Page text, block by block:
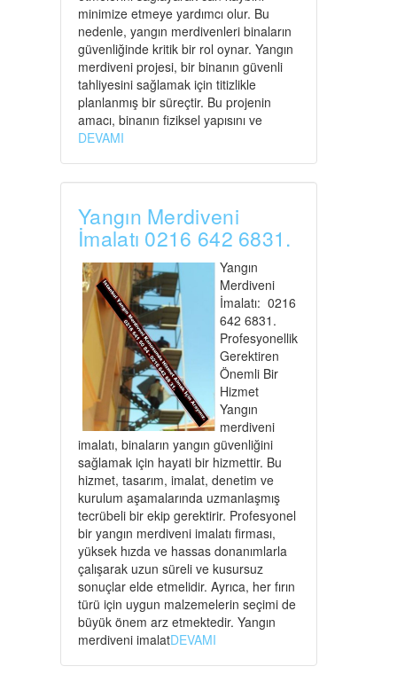
minimize etmeye yardımcı olur. Bu
nedenle, yangın merdivenleri binaların
güvenliğinde kritik bir rol oynar. Yangın
merdiveni projesi, bir binanın güvenli
tahliyesini sağlamak için titizlikle
planlanmış bir süreçtir. Bu projenin
amacı, binanın fiziksel yapısını ve
DEVAMI
Yangın Merdiveni
İmalatı 0216 642 6831.
Yangın
Merdiveni
İmalatı: 0216
642 6831.
Profesyonellik
Gerektiren
Önemli Bir
Hizmet
Yangın
merdiveni
imalatı, binaların yangın güvenliğini
sağlamak için hayati bir hizmettir. Bu
hizmet, tasarım, imalat, denetim ve
kurulum aşamalarında uzmanlaşmış
tecrübeli bir ekip gerektirir. Profesyonel
bir yangın merdiveni imalatı firması,
yüksek hızda ve hassas donanımlarla
çalışarak uzun süreli ve kusursuz
sonuçlar elde etmelidir. Ayrıca, her fırın
türü için uygun malzemelerin seçimi de
büyük önem arz etmektedir. Yangın
merdiveni imalatDEVAMI